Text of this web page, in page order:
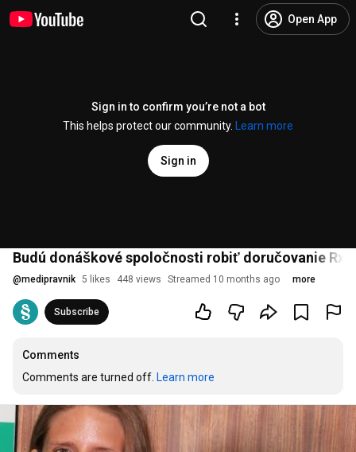
Open App
Sign in to confirm you’re not a bot
This helps protect our community.
Learn more
Sign in
Budú donáškové spoločnosti robiť doručovanie Rx
@medipravnik 5 likes 448 views Streamed 10 months ago more
Subscribe
Comments
Comments are turned off. Learn more